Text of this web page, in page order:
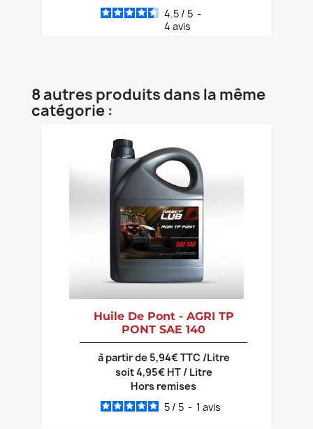
4.5 / 5 -
4 avis
8 autres produits dans la même
catégorie :
Huile De Pont - AGRI TP
PONT SAE 140
à partir de 5,94€ TTC /Litre
soit 4,95€ HT / Litre
Hors remises
5 / 5 - 1 avis